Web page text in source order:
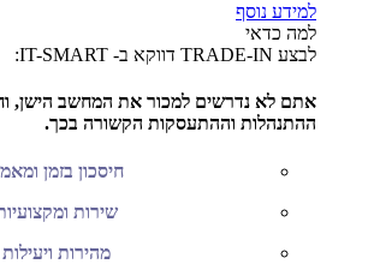
למידע נוסף
למה כדאי
לבצע TRADE-IN דווקא ב- IT-SMART:
אתם לא נדרשים למכור את המחשב הישן,
ההתנהלות וההתעסקות הקשורה בכך.
חיסכון בזמן
שירות
מהירות ויעילות